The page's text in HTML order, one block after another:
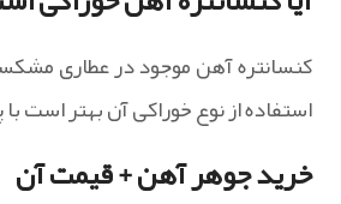
کنسانتره آهن موجود در عطاری
استفاده از نوع خوراکی آن بهتر
خرید جوهر آهن + قیمت آن